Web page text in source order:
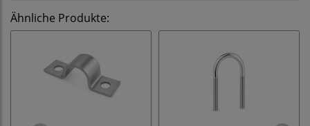
Ähnliche Produkte: